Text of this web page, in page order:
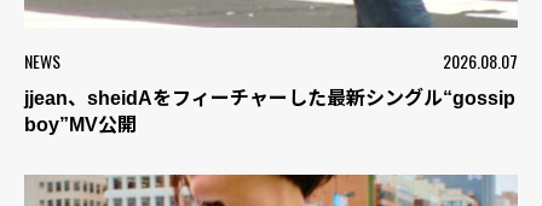
NEWS 2026.08.07
jjean、sheidAをフィーチャーした最新シングル“gossip
boy”MV公開